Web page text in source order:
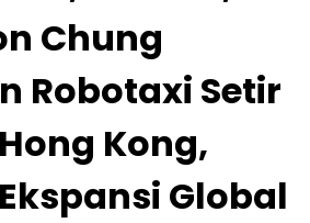
Chung
Robotaxi Setir
Kong,
Global